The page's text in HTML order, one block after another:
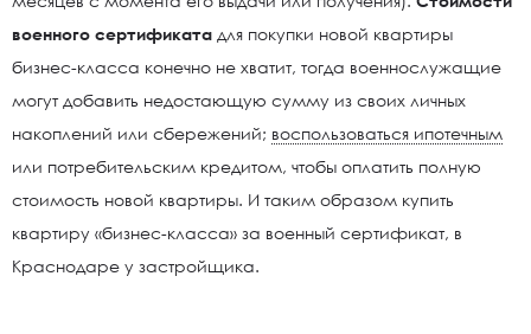
военного сертификата для покупки новой квартиры
бизнес-класса конечно не хватит, тогда военнослужащие
могут добавить недостающую сумму из своих личных
накоплений или сбережений; воспользоваться ипотечным
или потребительским кредитом, чтобы оплатить полную
стоимость новой квартиры. И таким образом купить
квартиру «бизнес-класса» за военный сертификат, в
Краснодаре у застройщика.